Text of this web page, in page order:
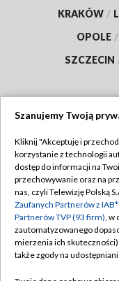
KRAKÓW /
OPOLE /
SZCZECIN
Abonament TVP
Emisja w TVP
Centrum informacji
Naziemna
Szanujemy Twoją
Kliknij "Akceptuję i
korzystanie z technologii
dostęp do informacji na
przechowywanie oraz na
nas, czyli Telewizję Polską
Zaufanych Partnerów z
Partnerów TVP (93 firm), w
zautomatyzowanego
mierzenia ich
także zgody na